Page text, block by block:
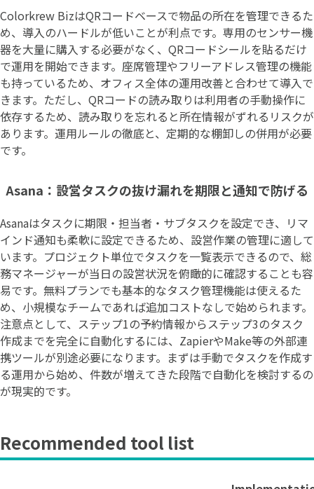
Colorkrew BizはQRコードベースで物品の所在を管理できるた
め、導入のハードルが低いことが利点です。専用のセンサー機
器を大量に購入する必要がなく、QRコードシールを貼るだけ
で運用を開始できます。座席管理やフリーアドレス管理の機能
も持っているため、オフィス全体の運用改善と合わせて導入で
きます。ただし、QRコードの読み取りは利用者の手動操作に
依存するため、読み取りを忘れると所在情報がずれるリスクが
あります。運用ルールの徹底と、定期的な棚卸しの併用が必要
です。
Asana：設営タスクの抜け漏れを期限と通知で防げる
Asanaはタスクに期限・担当者・サブタスクを設定でき、リマ
インド通知も柔軟に設定できるため、設営作業の管理に適して
います。プロジェクト単位でタスクを一覧表示できるので、総
務マネージャーが当日の設営状況を俯瞰的に確認することも容
易です。無料プランでも基本的なタスク管理機能は使えるた
め、小規模なチームであれば追加コストなしで始められます。
注意点として、ステップ1の予約情報からステップ3のタスク
作成までを完全に自動化するには、ZapierやMake等の外部連
携ツールが別途必要になります。まずは手動でタスクを作成す
る運用から始め、件数が増えてきた段階で自動化を検討するの
が現実的です。
Recommended tool list